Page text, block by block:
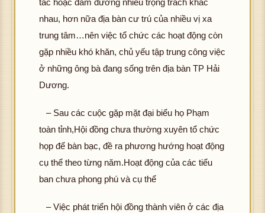
nhau, hơn nữa địa bàn cư trú của nhiều vị xa
trung tâm…nên việc tổ chức các hoạt động còn
gặp nhiều khó khăn, chủ yếu tập trung công việc
ở những ông bà đang sống trên địa bàn TP Hải
Dương.
– Sau các cuộc gặp mặt đại biểu họ Phạm
toàn tỉnh,Hội đồng chưa thường xuyên tổ chức
họp để bàn bạc, đề ra phương hướng hoạt động
cụ thể theo từng năm.Hoạt động của các tiểu
ban chưa phong phú và cụ thể
– Việc phát triển hội đồng thành viên ở các địa